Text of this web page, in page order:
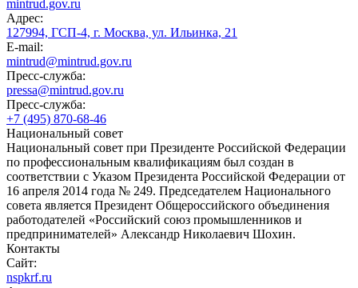
mintrud.gov.ru
Адрес:
127994, ГСП-4, г. Москва, ул. Ильинка, 21
E-mail:
mintrud@mintrud.gov.ru
Пресс-служба:
pressa@mintrud.gov.ru
Пресс-служба:
+7 (495) 870-68-46
Национальный совет
Национальный совет при Президенте Российской Федерации
по профессиональным квалификациям был создан в
соответствии с Указом Президента Российской Федерации от
16 апреля 2014 года № 249. Председателем Национального
совета является Президент Общероссийского объединения
работодателей «Российский союз промышленников и
предпринимателей» Александр Николаевич Шохин.
Контакты
Сайт:
nspkrf.ru